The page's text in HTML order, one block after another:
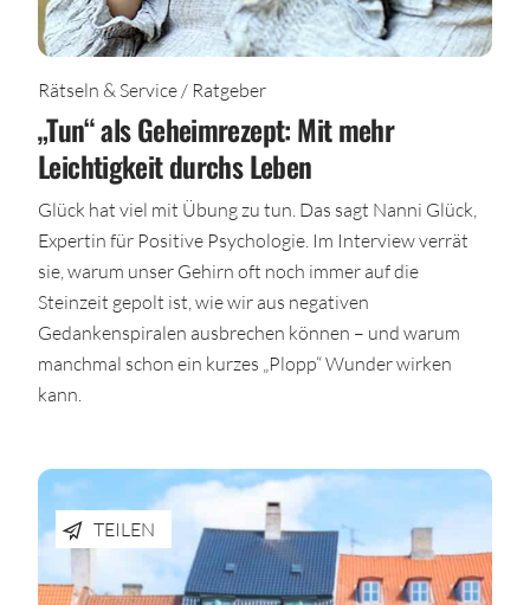
Rätseln & Service / Ratgeber
„Tun“ als Geheimrezept: Mit mehr
Leichtigkeit durchs Leben
Glück hat viel mit Übung zu tun. Das sagt Nanni Glück,
Expertin für Positive Psychologie. Im Interview verrät
sie, warum unser Gehirn oft noch immer auf die
Steinzeit gepolt ist, wie wir aus negativen
Gedankenspiralen ausbrechen können – und warum
manchmal schon ein kurzes „Plopp“ Wunder wirken
kann.
TEILEN